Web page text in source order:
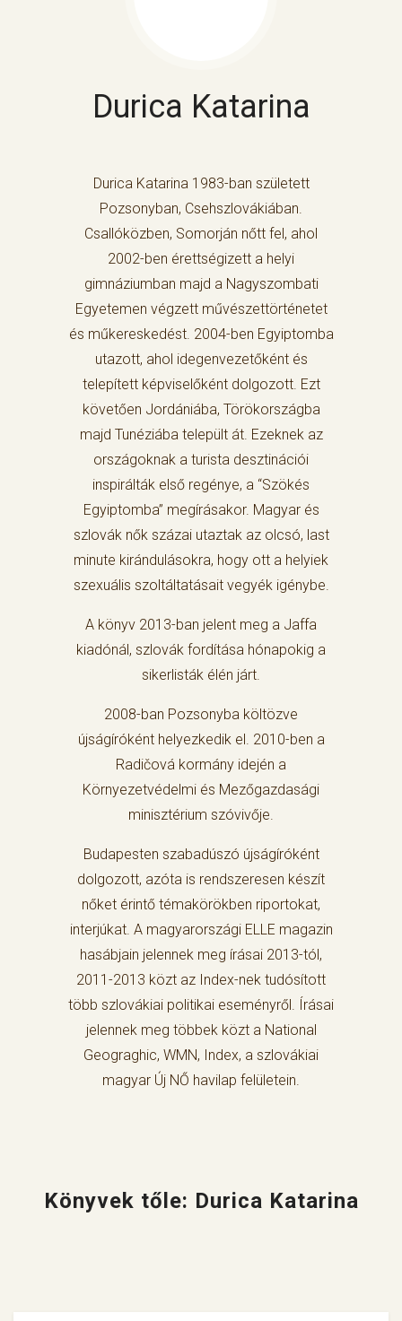
Durica Katarina
Durica Katarina 1983-ban született
Pozsonyban, Csehszlovákiában.
Csallóközben, Somorján nőtt fel, ahol
2002-ben érettségizett a helyi
gimnáziumban majd a Nagyszombati
Egyetemen végzett művészettörténetet
és műkereskedést. 2004-ben Egyiptomba
utazott, ahol idegenvezetőként és
telepített képviselőként dolgozott. Ezt
követően Jordániába, Törökországba
majd Tunéziába települt át. Ezeknek az
országoknak a turista desztinációi
inspirálták első regénye, a “Szökés
Egyiptomba” megírásakor. Magyar és
szlovák nők százai utaztak az olcsó, last
minute kirándulásokra, hogy ott a helyiek
szexuális szoltáltatásait vegyék igénybe.
A könyv 2013-ban jelent meg a Jaffa
kiadónál, szlovák fordítása hónapokig a
sikerlisták élén járt.
2008-ban Pozsonyba költözve
újságíróként helyezkedik el. 2010-ben a
Radičová kormány idején a
Környezetvédelmi és Mezőgazdasági
minisztérium szóvivője.
Budapesten szabadúszó újságíróként
dolgozott, azóta is rendszeresen készít
nőket érintő témakörökben riportokat,
interjúkat. A magyarországi ELLE magazin
hasábjain jelennek meg írásai 2013-tól,
2011-2013 közt az Index-nek tudósított
több szlovákiai politikai eseményről. Írásai
jelennek meg többek közt a National
Geograghic, WMN, Index, a szlovákiai
magyar Új NŐ havilap felületein.
Könyvek tőle: Durica Katarina